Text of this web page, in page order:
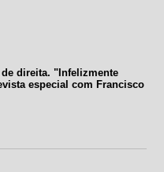
direita. "Infelizmente
especial com Francisco